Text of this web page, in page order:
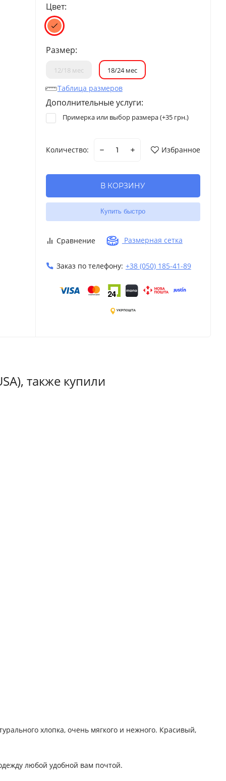
Цвет:
Размер:
12/18 мес 18/24 мес
Таблица размеров
Дополнительные услуги:
Примерка или выбор размера (+35 грн.)
Количество: Избранное
В КОРЗИНУ
Купить быстро
Сравнение Размерная сетка
Заказ по телефону: +38 (050) 185-41-89
также купили
хлопка, очень мягкого и нежного. Красивый,
любой удобной вам почтой.